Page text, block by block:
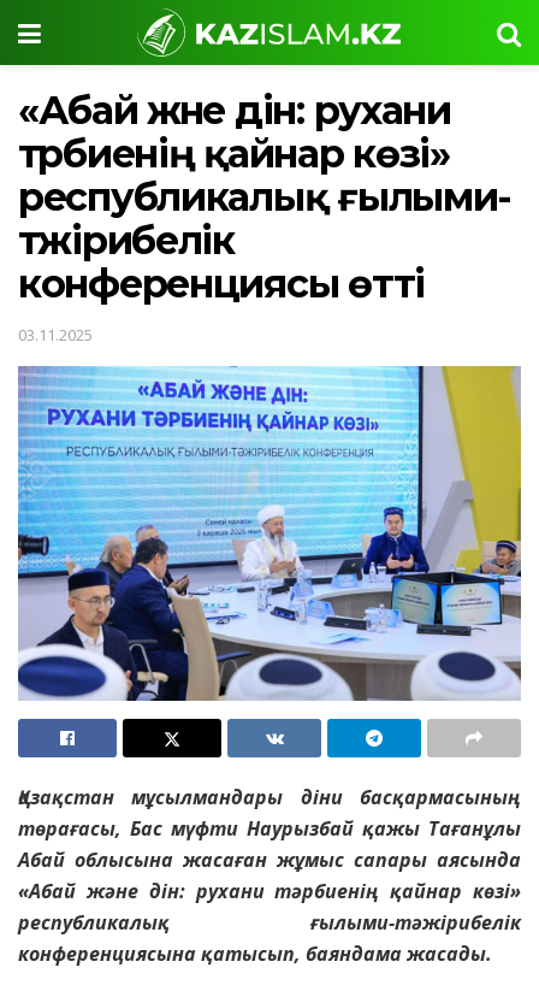
«Абай және дін: рухани
тәрбиенің қайнар көзі»
республикалық ғылыми-
тәжірибелік
конференциясы өтті
03.11.2025
Қазақстан мұсылмандары діни басқармасының
төрағасы, Бас мүфти Наурызбай қажы Тағанұлы
Абай облысына жасаған жұмыс сапары аясында
«Абай және дін: рухани тәрбиенің қайнар көзі»
республикалық ғылыми-тәжірибелік
конференциясына қатысып, баяндама жасады.